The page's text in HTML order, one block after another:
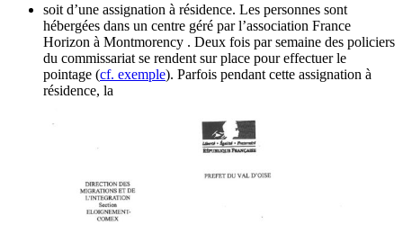
soit d’une assignation à résidence. Les personnes sont
hébergées dans un centre géré par l’association France
Horizon à Montmorency . Deux fois par semaine des policiers
du commissariat se rendent sur place pour effectuer le
pointage (cf. exemple). Parfois pendant cette assignation à
résidence, la